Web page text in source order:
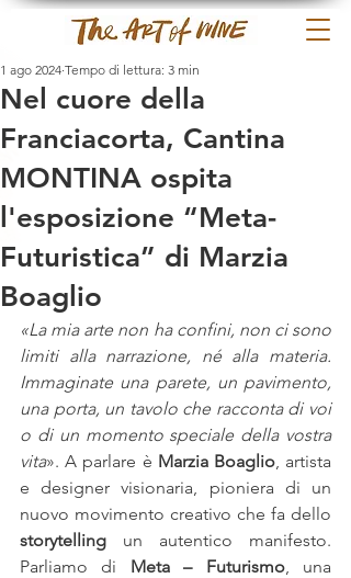
Nel cuore della
Franciacorta, Cantina
MONTINA ospita
l'esposizione “Meta-
Futuristica” di Marzia
Boaglio
1 ago 2024 Tempo di lettura: 3 min
«La mia arte non ha confini, non ci sono
limiti alla narrazione, né alla materia.
Immaginate una parete, un pavimento,
una porta, un tavolo che racconta di voi
o di un momento speciale della vostra
vita». A parlare è Marzia Boaglio, artista
e designer visionaria, pioniera di un
storytelling un autentico manifesto.
Parliamo di Meta – Futurismo, una